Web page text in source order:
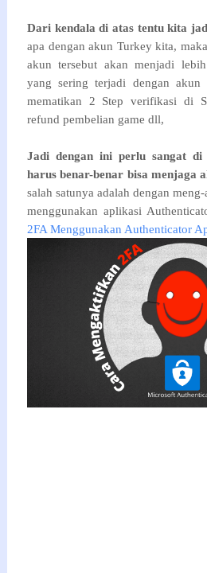
Dari kendala di atas tentu kita
apa dengan akun Turkey kita,
akun tersebut akan menjadi
yang sering terjadi dengan
mematikan 2 Step verifikasi di
refund pembelian game dll,
Jadi dengan ini perlu sangat
harus benar-benar bisa menjaga
salah satunya adalah dengan
menggunakan aplikasi
2FA Menggunakan Authenticator